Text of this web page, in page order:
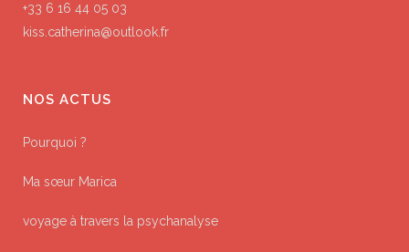
+33 6 16 44 05 03
kiss.catherina@outlook.fr
NOS ACTUS
Pourquoi ?
Ma sœur Marica
voyage à travers la psychanalyse